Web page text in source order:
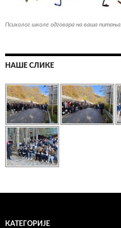
Психолог школе одговара на ваша питања.
НАШЕ СЛИКЕ
КАТЕГОРИЈЕ